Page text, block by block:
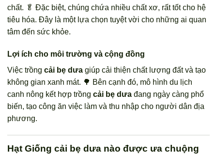
chất. 🥬 Đặc biệt, chúng chứa nhiều chất xơ, rất tốt cho hệ
tiêu hóa. Đây là một lựa chọn tuyệt vời cho những ai quan
tâm đến sức khỏe.
Lợi ích cho môi trường và cộng đồng
Việc trồng cải bẹ dưa giúp cải thiện chất lượng đất và tạo
không gian xanh mát. 🌳 Bên cạnh đó, mô hình du lịch
canh nông kết hợp trồng cải bẹ dưa đang ngày càng phổ
biến, tạo công ăn việc làm và thu nhập cho người dân địa
phương.
Hạt Giống cải bẹ dưa nào được ưa chuộng